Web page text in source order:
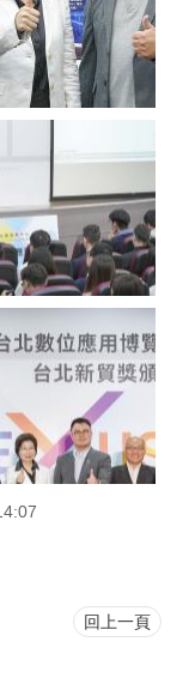
回上一頁